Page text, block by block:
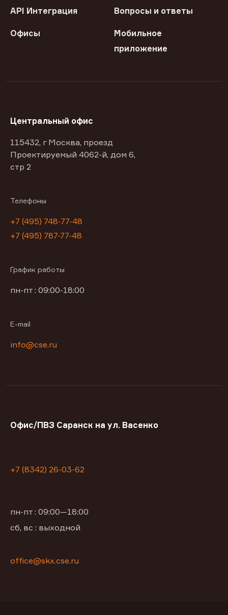
API Интеграция Вопросы и ответы
Офисы
Мобильное
приложение
Центральный офис
115432, г Москва, проезд
Проектируемый 4062-й, дом 6,
стр 2
Телефоны
+7 (495) 748-77-48
+7 (495) 787-77-48
График работы
пн-пт : 09:00-18:00
E-mail
info@cse.ru
Офис/ПВЗ Саранск на ул. Васенко
+7 (8342) 26-03-62
пн-пт : 09:00—18:00
сб, вс : выходной
office@skx.cse.ru